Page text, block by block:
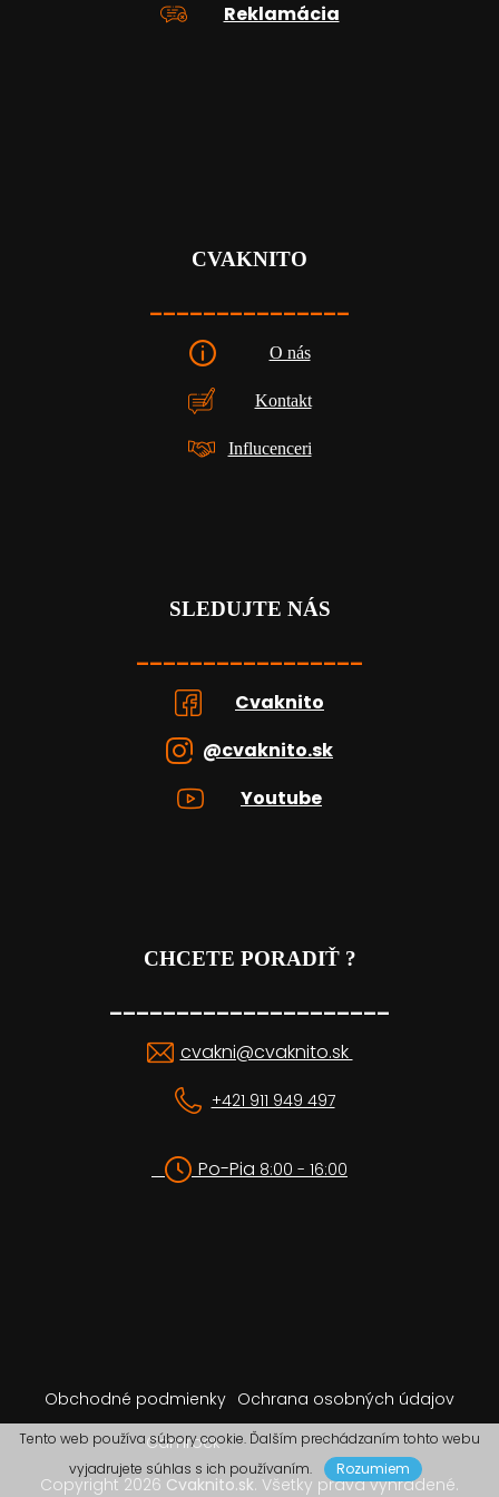
Tento web používa súbory cookie. Ďalším prechádzaním tohto webu
vyjadrujete súhlas s ich používaním.
Rozumiem
Reklamácia
CVAKNITO
_______________
O nás
Kontakt
Influcenceri
SLEDUJTE NÁS
_________________
Cvaknito
@cvaknito.sk
Youtube
CHCETE PORADIŤ ?
_____________________
cvakni@cvaknito.sk
+421 911 949 497
Po-Pia 8:00 - 16:00
Obchodné podmienky Ochrana osobných údajov
Camrock
Copyright 2026 Cvaknito.sk. Všetky práva vyhradené.